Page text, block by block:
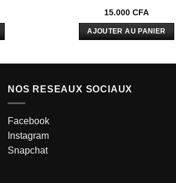
15.000 CFA
AJOUTER AU PANIER
NOS RESEAUX SOCIAUX
Facebook
Instagram
Snapchat